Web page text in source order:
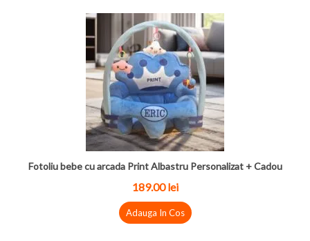
Fotoliu bebe cu arcada Print Albastru Personalizat + Cadou
189.00lei
Adauga In Cos